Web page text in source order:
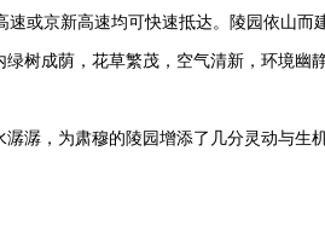
或京新高速均可快速抵达。陵园依山而
树成荫，花草繁茂，空气清新，环境幽
潺，为肃穆的陵园增添了几分灵动与生